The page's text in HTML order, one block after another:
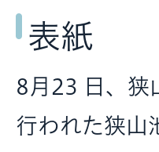
表紙
8月23 日、狭
行われた狭山